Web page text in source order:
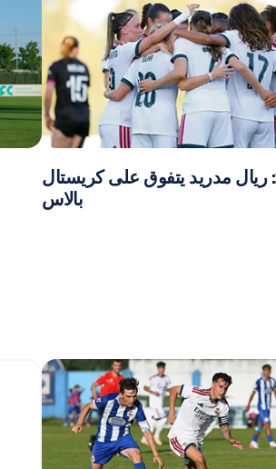
2-0: ريال مدريد يتفوق على كريستال
بالاس